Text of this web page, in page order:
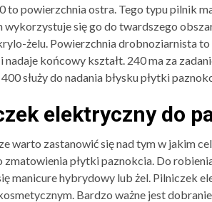
to powierzchnia ostra. Tego typu pilnik
się go do twardszego
żelu. Powierzchnia drobnoziarnista
nadaje końcowy kształt. 240 ma za
służy do nadania błysku płytki
elektryczny do
warto zastanowić się nad tym w jakim
zmatowienia płytki paznokcia. Do
manicure hybrydowy lub żel. Pilniczek
Bardzo ważne jest